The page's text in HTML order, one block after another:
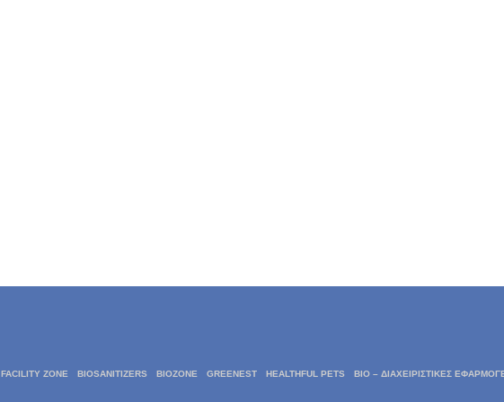
FACILITY ZONE BIOSANITIZERS BIOZONE GREENEST HEALTHFUL PETS BIO – ΔΙΑΧΕΙΡΙΣΤΙΚΈΣ